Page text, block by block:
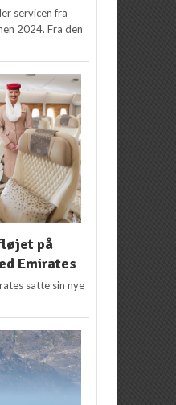
servicen fra
2024. Fra den
på
Emirates
satte sin nye